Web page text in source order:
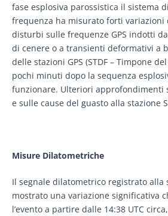
fase esplosiva parossistica il sistema
frequenza ha misurato forti variazioni
disturbi sulle frequenze GPS indotti
di cenere o a transienti deformativi a
delle stazioni GPS (STDF – Timpone
pochi minuti dopo la sequenza
funzionare. Ulteriori approfondimenti
e sulle cause del guasto alla stazione
Misure Dilatometriche
Il segnale dilatometrico registrato alla
mostrato una variazione significativa
l’evento a partire dalle 14:38 UTC